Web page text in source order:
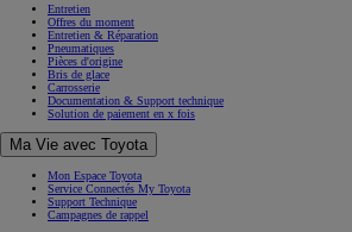
Entretien
Offres du moment
Entretien & Réparation
Pneumatiques
Pièces d'origine
Bris de glace
Carrosserie
Documentation & Support technique
Solution de paiement en x fois
Ma Vie avec Toyota
Mon Espace Toyota
Service Connectés My Toyota
Support Technique
Campagnes de rappel